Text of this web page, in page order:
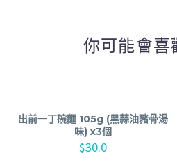
你可能會喜
出前一丁碗麵 105g (黑蒜油豬骨湯
味) x3個
$30.0